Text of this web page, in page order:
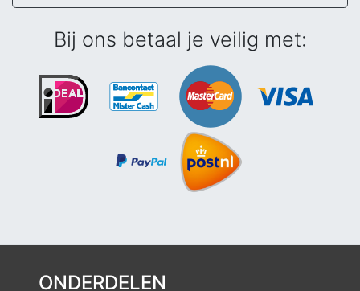
Bij ons betaal je veilig met:
ONDERDELEN